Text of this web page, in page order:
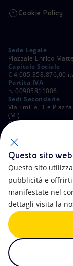
Cookie Policy
Sede Legale
Piazzale Enrico
Capitale Sociale
€ 4.005.358.876,00
Partita IVA
n. 00905811006
Sedi Secondarie
Via Emilia, 1 e
(MI)
C. Fiscale e
ALTRI LINK
Accessibilità
Newsletter
Questo sito
Questo sito
pubblicità e
manifestate nel
dettagli visita la